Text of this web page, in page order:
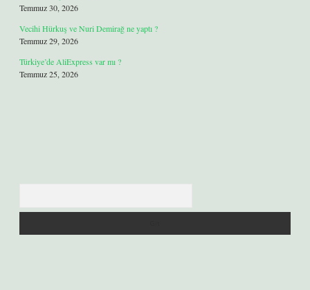
Temmuz 30, 2026
Vecihi Hürkuş ve Nuri Demirağ ne yaptı ?
Temmuz 29, 2026
Türkiye’de AliExpress var mı ?
Temmuz 25, 2026